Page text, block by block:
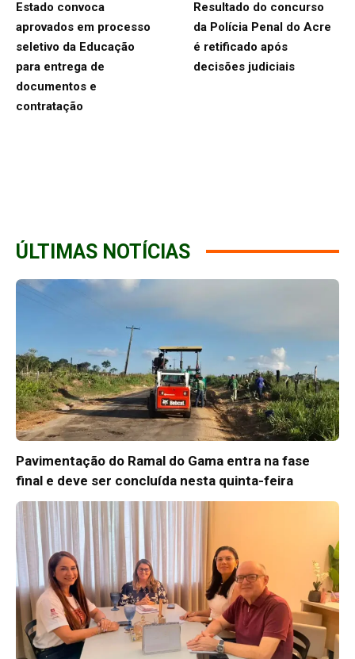
Estado convoca
aprovados em processo
seletivo da Educação
para entrega de
documentos e
contratação
Resultado do concurso
da Polícia Penal do Acre
é retificado após
decisões judiciais
ÚLTIMAS NOTÍCIAS
Pavimentação do Ramal do Gama entra na fase
final e deve ser concluída nesta quinta-feira